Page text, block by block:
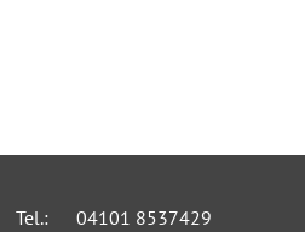
Tel.:
04101 8537429